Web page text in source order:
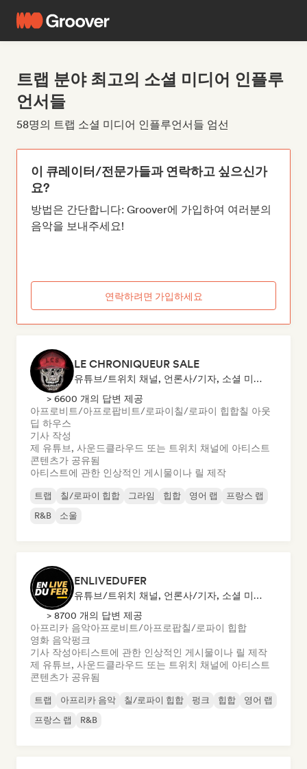
트랩 분야 최고의 소셜 미디어 인플루
언서들
58명의 트랩 소셜 미디어 인플루언서들 엄선
이 큐레이터/전문가들과 연락하고 싶으신가
요?
방법은 간단합니다: Groover에 가입하여 여러분의
음악을 보내주세요!
연락하려면 가입하세요
LE CHRONIQUEUR SALE
유튜브/트위치 채널, 언론사/기자, 소셜 미디어 인플루언서
> 6600 개의 답변 제공
아프로비트/아프로팝비트/로파이칠/로파이 힙합칠 아웃
딥 하우스
기사 작성
제 유튜브, 사운드클라우드 또는 트위치 채널에 아티스트
콘텐츠가 공유됨
아티스트에 관한 인상적인 게시물이나 릴 제작
트랩 칠/로파이 힙합 그라임 힙합 영어 랩
프랑스 랩
R&B
소울
ENLIVEDUFER
유튜브/트위치 채널, 언론사/기자, 소셜 미디어 인플루언서
> 8700 개의 답변 제공
아프리카 음악아프로비트/아프로팝칠/로파이 힙합
영화 음악펑크
기사 작성아티스트에 관한 인상적인 게시물이나 릴 제작
제 유튜브, 사운드클라우드 또는 트위치 채널에 아티스트
콘텐츠가 공유됨
트랩 아프리카 음악 칠/로파이 힙합 펑크 힙합
영어 랩
프랑스 랩
R&B